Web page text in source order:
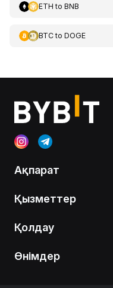
ETH to BNB
BTCto DOGE
Ақпарат
Қызметтер
Қолдау
Өнімдер